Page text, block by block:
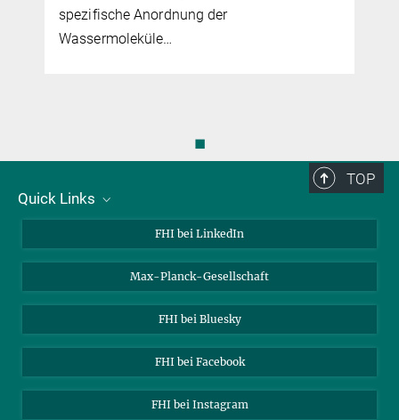
spezifische Anordnung der
Wassermoleküle…
◼
TOP
Quick Links
Stellenangebote
FHI bei LinkedIn
Max-Planck-Gesellschaft
FHI bei Bluesky
FHI bei Facebook
FHI bei Instagram